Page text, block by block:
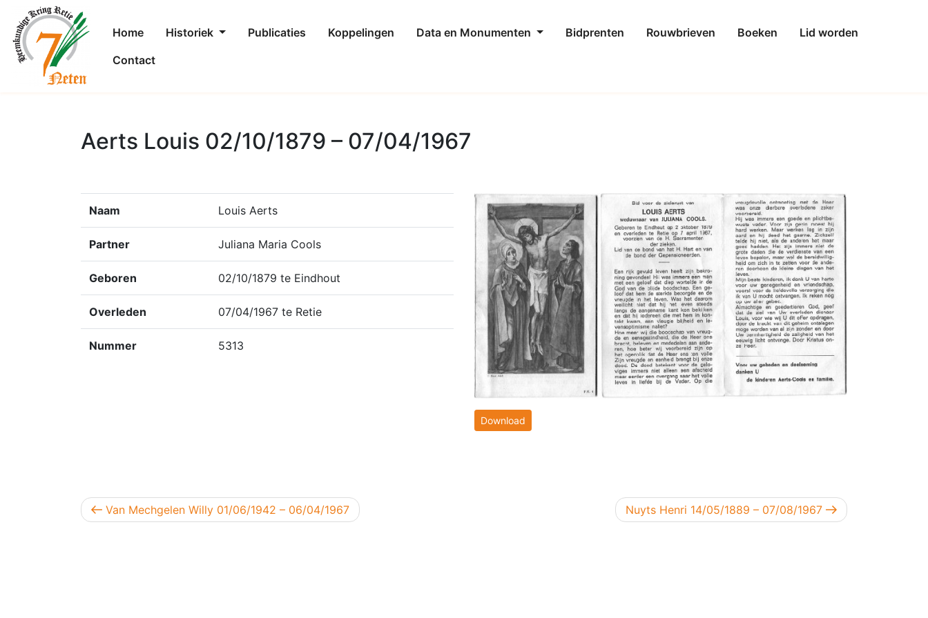
Home Historiek Publicaties Koppelingen Data en Monumenten Bidprenten Rouwbrieven Boeken
Lid worden
Contact
Aerts Louis 02/10/1879 – 07/04/1967
Naam Louis Aerts
Partner Juliana Maria Cools
Geboren 02/10/1879 te Eindhout
Overleden 07/04/1967 te Retie
Nummer 5313
Download
Berichtnavigatie
Vorig bericht
Van Mechgelen Willy 01/06/1942 – 06/04/1967 Volgend bericht
Nuyts Henri 14/05/1889 – 07/08/1967